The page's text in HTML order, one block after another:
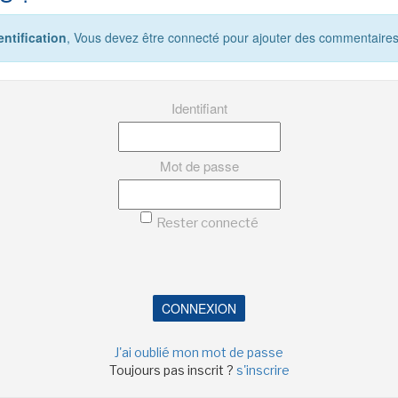
, Vous devez être connecté pour ajouter des
Identifiant
Mot de passe
Rester connecté
CONNEXION
J'ai oublié mon mot de passe
Toujours pas inscrit ? s'inscrire